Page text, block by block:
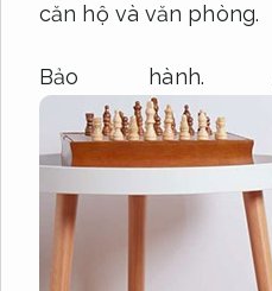
căn hộ và văn phòng.
Bảo hành.